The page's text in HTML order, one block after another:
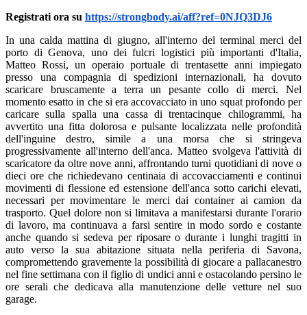
Registrati ora su https://strongbody.ai/aff?ref=0NJQ3DJ6
In una calda mattina di giugno, all'interno del terminal merci del
porto di Genova, uno dei fulcri logistici più importanti d'Italia,
Matteo Rossi, un operaio portuale di trentasette anni impiegato
presso una compagnia di spedizioni internazionali, ha dovuto
scaricare bruscamente a terra un pesante collo di merci. Nel
momento esatto in che si era accovacciato in uno squat profondo per
caricare sulla spalla una cassa di trentacinque chilogrammi, ha
avvertito una fitta dolorosa e pulsante localizzata nelle profondità
dell'inguine destro, simile a una morsa che si stringeva
progressivamente all'interno dell'anca. Matteo svolgeva l'attività di
scaricatore da oltre nove anni, affrontando turni quotidiani di nove o
dieci ore che richiedevano centinaia di accovacciamenti e continui
movimenti di flessione ed estensione dell'anca sotto carichi elevati,
necessari per movimentare le merci dai container ai camion da
trasporto. Quel dolore non si limitava a manifestarsi durante l'orario
di lavoro, ma continuava a farsi sentire in modo sordo e costante
anche quando si sedeva per riposare o durante i lunghi tragitti in
auto verso la sua abitazione situata nella periferia di Savona,
compromettendo gravemente la possibilità di giocare a pallacanestro
nel fine settimana con il figlio di undici anni e ostacolando persino le
ore serali che dedicava alla manutenzione delle vetture nel suo
garage.